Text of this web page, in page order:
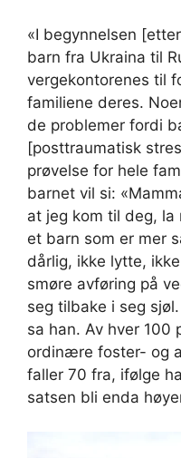
«I begynnelsen
barn fra Ukraina til
vergekontorenes til
familiene deres.
de problemer fordi
[posttraumatisk
prøvelse for hele
barnet vil si:
at jeg kom til deg, la
et barn som er mer
dårlig, ikke lytte,
smøre avføring på
seg tilbake i seg
sa han. Av hver 100
ordinære foster- og
faller 70 fra, ifølge
satsen bli enda